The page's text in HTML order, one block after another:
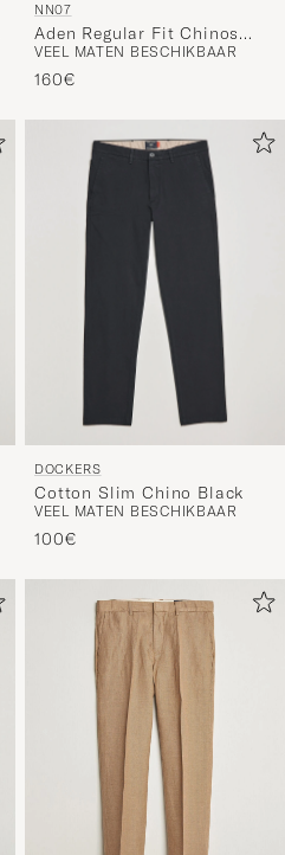
NN07
Aden Regular Fit Chinos
Capers Green
VEEL MATEN BESCHIKBAAR
160€
DOCKERS
Cotton Slim Chino Black
VEEL MATEN BESCHIKBAAR
100€